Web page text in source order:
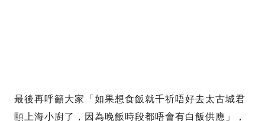
最後再呼籲大家「如果想食飯就千祈唔好去太古城君
頤上海小廚了，因為晚飯時段都唔會有白飯供應」，